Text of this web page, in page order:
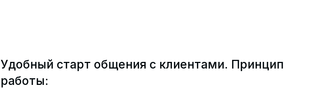
Удобный старт общения с клиентами. Принцип
работы: